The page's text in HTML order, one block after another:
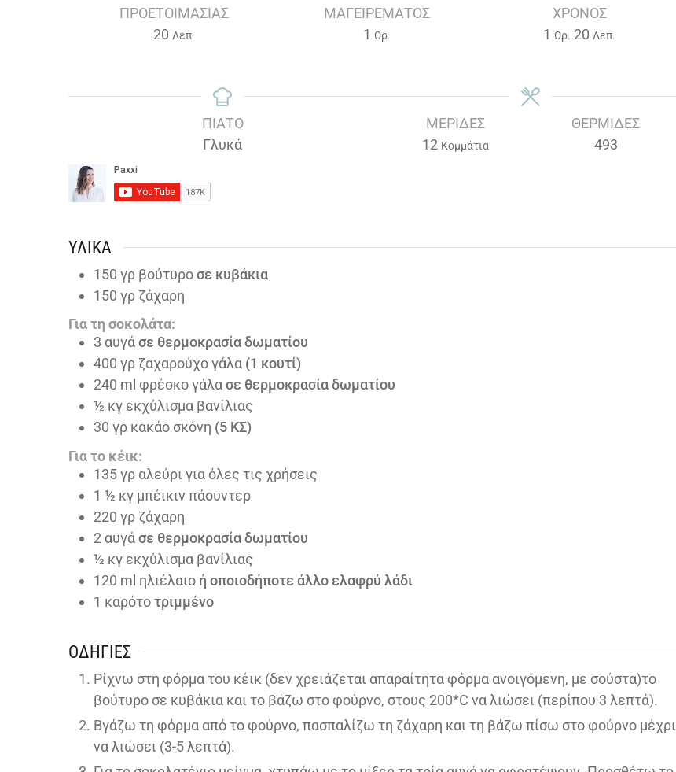
ΠΡΟΕΤΟΙΜΑΣΊΑΣ
20Λεπτά
Λεπ.
ΜΑΓΕΙΡΈΜΑΤΟΣ
1 Ώρα
Ωρ.
ΧΡΌΝΟΣ
1 Ώρα
Ωρ. 20 Λεπτά
Λεπ.
ΠΙΆΤΟ
Γλυκά
ΜΕΡΊΔΕΣ
12 Κομμάτια
ΘΕΡΜΊΔΕΣ
493
ΥΛΙΚΆ
150 γρ βούτυροσε κυβάκια
150 γρ ζάχαρη
Για τη σοκολάτα:
3 αυγάσε θερμοκρασία δωματίου
400 γρ ζαχαρούχο γάλα (1 κουτί)
240 ml φρέσκο γάλασε θερμοκρασία δωματίου
½ κγ εκχύλισμα βανίλιας
30 γρ κακάο σκόνη (5 ΚΣ)
Για το κέικ:
135γρ αλεύρι για όλες τις χρήσεις
1 ½ κγ μπέικιν πάουντερ
220 γρ ζάχαρη
2 αυγάσε θερμοκρασία δωματίου
½ κγ εκχύλισμα βανίλιας
120 ml ηλιέλαιο ή οποιοδήποτε άλλο ελαφρύ λάδι
1 καρότοτριμμένο
ΟΔΗΓΊΕΣ
Ρίχνω στη φόρμα του κέικ (δεν χρειάζεται απαραίτητα φόρμα ανοιγόμενη, με σούστα)το
βούτυρο σε κυβάκια και το βάζω στο φούρνο, στους 200*C να λιώσει (περίπου 3 λεπτά).
Βγάζω τη φόρμα από το φούρνο, πασπαλίζω τη ζάχαρη και τη βάζω πίσω στο φούρνο μέχρι
να λιώσει (3-5 λεπτά).